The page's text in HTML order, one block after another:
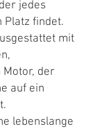
jedes
Platz findet.
mit
der
auf ein
lebenslange